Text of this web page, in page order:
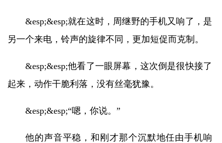
&esp;&esp;就在这时，周继野的手机又响了，是
另一个来电，铃声的旋律不同，更加短促而克制。
&esp;&esp;他看了一眼屏幕，这次倒是很快接了
起来，动作干脆利落，没有丝毫犹豫。
&esp;&esp;“嗯，你说。”
他的声音平稳，和刚才那个沉默地任由手机响